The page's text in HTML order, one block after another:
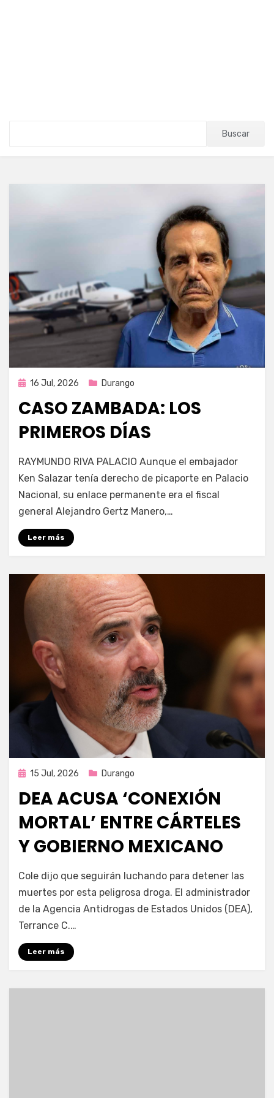
Buscar
Publicada
16 Jul, 2026 Durango
CASO ZAMBADA: LOS
PRIMEROS DÍAS
porFernando Miranda Servín
RAYMUNDO RIVA PALACIO Aunque el embajador
Ken Salazar tenía derecho de picaporte en Palacio
Nacional, su enlace permanente era el fiscal
general Alejandro Gertz Manero,…
Leer más
Publicada
15 Jul, 2026 Durango
DEA ACUSA ‘CONEXIÓN
MORTAL’ ENTRE CÁRTELES
Y GOBIERNO MEXICANO
por Fernando Miranda Servín
Cole dijo que seguirán luchando para detener las
muertes por esta peligrosa droga. El administrador
de la Agencia Antidrogas de Estados Unidos (DEA),
Terrance C.…
Leer más